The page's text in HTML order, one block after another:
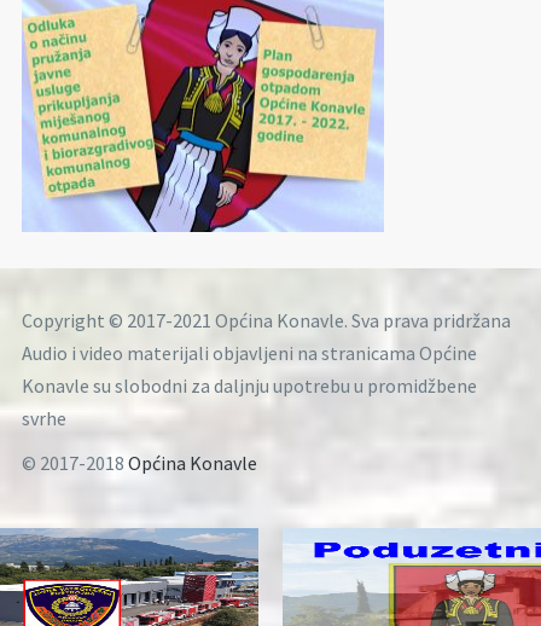
Copyright © 2017-2021 Općina Konavle. Sva prava pridržana
Audio i video materijali objavljeni na stranicama Općine
Konavle su slobodni za daljnju upotrebu u promidžbene
svrhe
© 2017-2018 Općina Konavle